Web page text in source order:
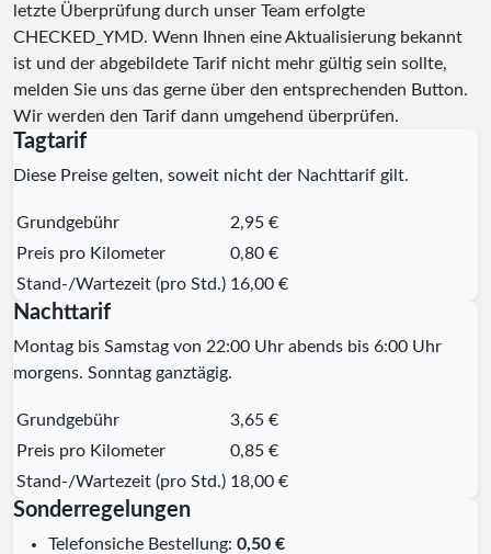
letzte Überprüfung durch unser Team erfolgte
CHECKED_YMD. Wenn Ihnen eine Aktualisierung bekannt
ist und der abgebildete Tarif nicht mehr gültig sein sollte,
melden Sie uns das gerne über den entsprechenden Button.
Wir werden den Tarif dann umgehend überprüfen.
Tagtarif
Diese Preise gelten, soweit nicht der Nachttarif gilt.
Grundgebühr
2,95 €
Preis pro Kilometer
0,80 €
Stand-/Wartezeit (pro Std.) 16,00 €
Nachttarif
Montag bis Samstag von 22:00 Uhr abends bis 6:00 Uhr
morgens. Sonntag ganztägig.
Grundgebühr
3,65 €
Preis pro Kilometer
0,85 €
Stand-/Wartezeit (pro Std.) 18,00 €
Sonderregelungen
Telefonsiche Bestellung: 0,50 €